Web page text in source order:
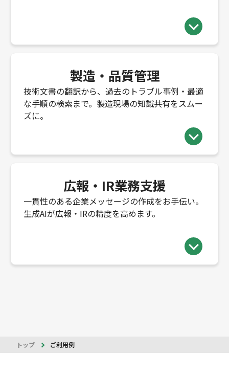
製造・品質管理
技術文書の翻訳から、過去のトラブル事例・最適
な手順の検索まで。製造現場の知識共有をスムー
ズに。
広報・IR業務支援
一貫性のある企業メッセージの作成をお手伝い。
生成AIが広報・IRの精度を高めます。
トップ ご利用例